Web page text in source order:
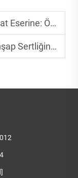
Ahşap Tahtalar
Anlaşılması